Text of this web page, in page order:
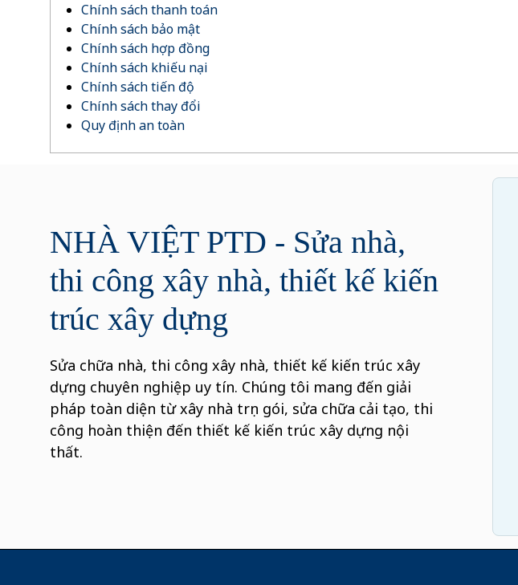
Chính sách thanh toán
Chính sách bảo mật
Chính sách hợp đồng
Chính sách khiếu nại
Chính sách tiến độ
Chính sách thay đổi
Quy định an toàn
NHÀ VIỆT PTD - Sửa nhà,
thi công xây nhà, thiết kế kiến
trúc xây dựng
Sửa chữa nhà, thi công xây nhà, thiết kế kiến trúc xây
dựng chuyên nghiệp uy tín. Chúng tôi mang đến giải
pháp toàn diện từ xây nhà trọn gói, sửa chữa cải tạo, thi
công hoàn thiện đến thiết kế kiến trúc xây dựng nội
thất.